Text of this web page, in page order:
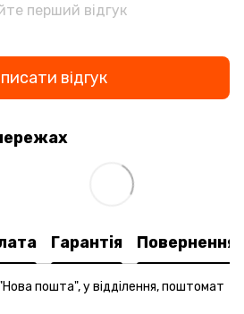
перший відгук
відгук
Гарантія Повернення
пошта", у відділення, поштомат